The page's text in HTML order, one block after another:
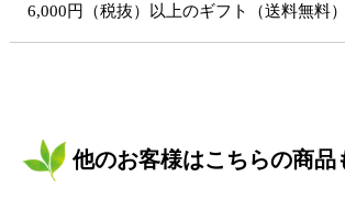
6,000円（税抜）以上のギフト（送料無料）
他のお客様はこちらの商品